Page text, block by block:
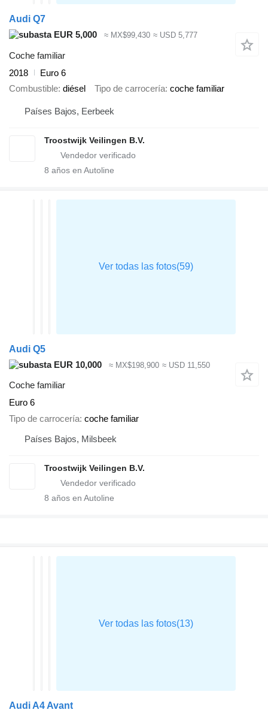
Audi Q7
EUR 5,000
≈ MX$99,430 ≈ USD 5,777
Coche familiar
2018
Euro 6
Combustible diésel Tipo de carrocería coche familiar
Países Bajos, Eerbeek
Troostwijk Veilingen B.V.
8 años en Autoline
Audi Q5
EUR 10,000
≈ MX$198,900 ≈ USD 11,550
Coche familiar
Euro 6
Tipo de carrocería coche familiar
Países Bajos, Milsbeek
Troostwijk Veilingen B.V.
8 años en Autoline
Audi A4 Avant